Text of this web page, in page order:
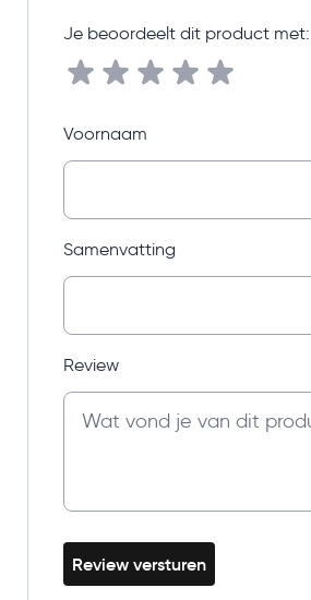
Je beoordeelt dit product met:
Voornaam
Samenvatting
Review
Review versturen